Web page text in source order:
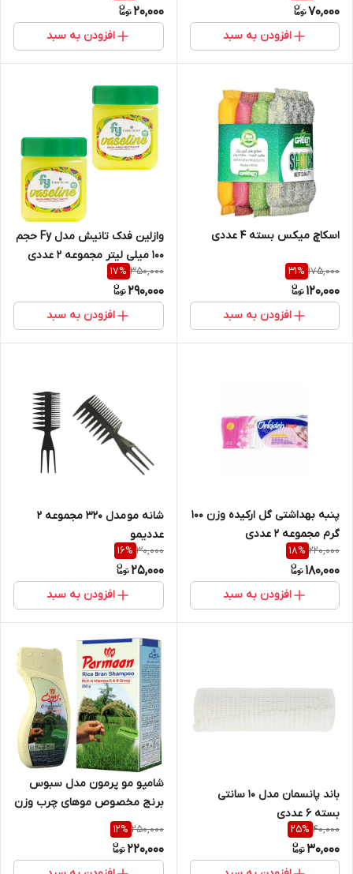
70,000
افزودن به سبد
20,000
افزودن به سبد
اسکاچ میکس بسته 4 عددی
175,000
31%
120,000
افزودن به سبد
وازلین فدک تانیش مدل Fy حجم
100 میلی لیتر مجموعه 2 عددی
350,000
17%
290,000
افزودن به سبد
پنبه بهداشتی گل ارکیده وزن 100
گرم مجموعه 2 عددی
220,000
18%
180,000
افزودن به سبد
شانه مو مدل 320 مجموعه 2
عددیمو
30,000
16%
25,000
افزودن به سبد
باند پانسمان مدل 10 سانتی
بسته 6 عددی
40,000
25%
30,000
شامپو مو پرمون مدل سبوس
برنج مخصوص موهای چرب وزن
250,000
12%
220,000